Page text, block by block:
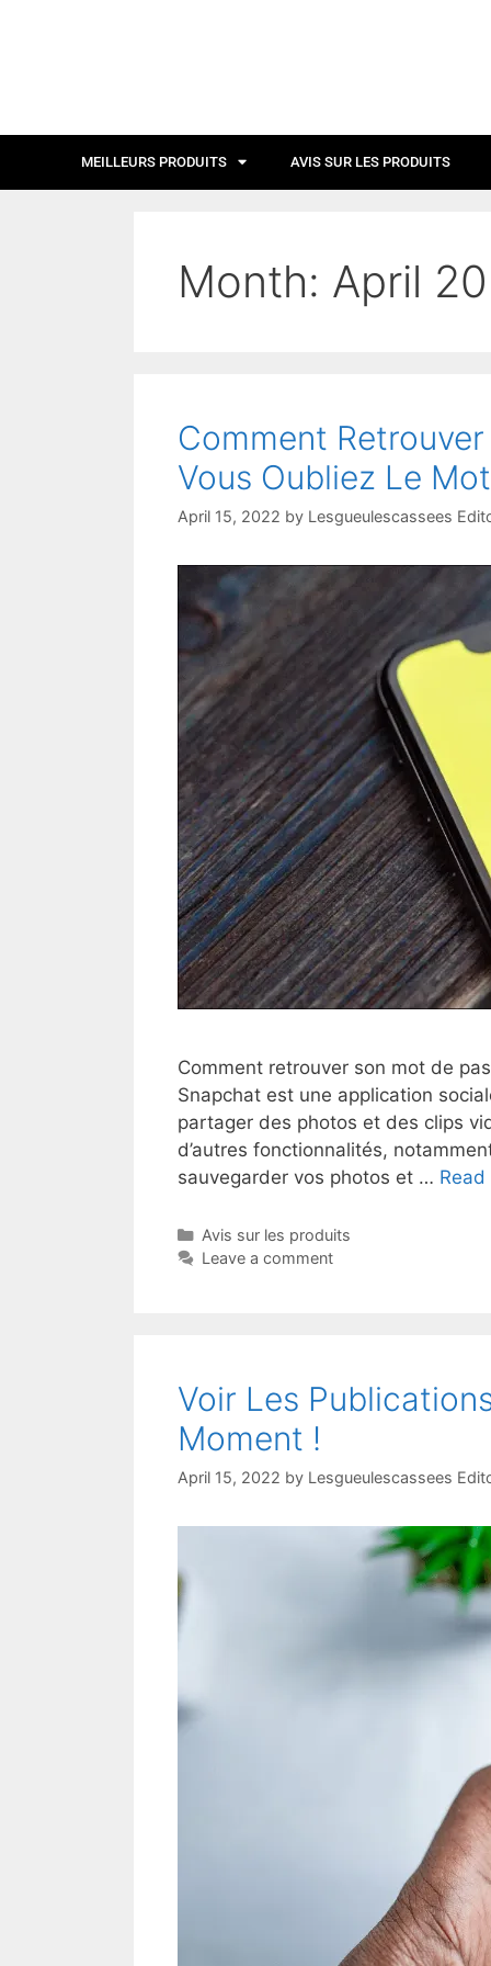
MEILLEURS PRODUITS AVIS SUR LES PRODUITS
Month: April
Comment
Vous Oubliez Le
April 15, 2022 by Lesgueulescassees
Comment retrouver son mot de
Snapchat est une application
partager des photos et des clips
d’autres fonctionnalités,
sauvegarder vos photos et …
Avis sur les produits
Leave a comment
Voir Les
Moment !
April 15, 2022 by Lesgueulescassees